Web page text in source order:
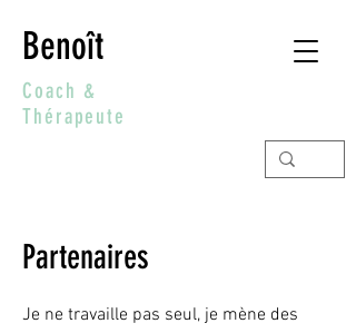
Benoît
Coach &
Thérapeute
Partenaires
Je ne travaille pas seul, je mène des